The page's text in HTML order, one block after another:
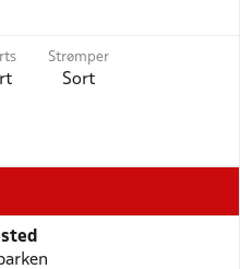
Strømper
Sort